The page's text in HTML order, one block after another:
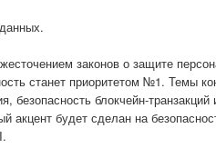
законов о защите
станет приоритетом №1. Темы
безопасность блокчейн-
акцент будет сделан на